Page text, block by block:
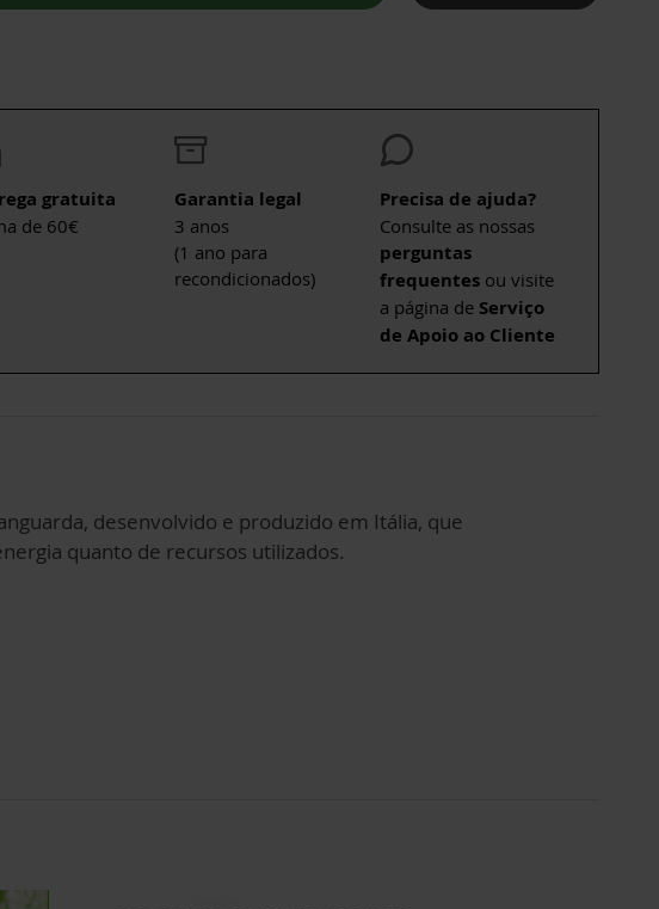
gratuita
de 60€
Garantia legal
3 anos
(1 ano para
recondicionados)
Precisa de ajuda?
Consulte as nossas
perguntas
frequentes ou visite
a página de Serviço
de Apoio ao Cliente
desenvolvido e produzido em Itália, que
quanto de recursos utilizados.